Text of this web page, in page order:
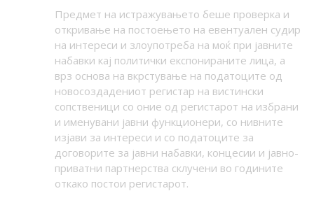
Предмет на истражувањето беше проверка и
откривање на постоењето на евентуален судир
на интереси и злоупотреба на моќ при јавните
набавки кај политички експонираните лица, а
врз основа на вкрстување на податоците од
новосоздадениот регистар на вистински
сопственици со оние од регистарот на избрани
и именувани јавни функционери, со нивните
изјави за интереси и со податоците за
договорите за јавни набавки, концесии и јавно-
приватни партнерства склучени во годините
откако постои регистарот.